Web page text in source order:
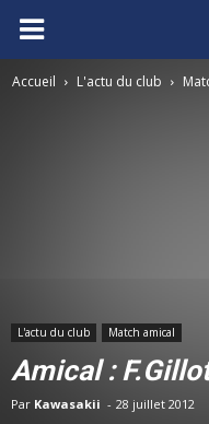
FCGB.net
Accueil L'actu du club
L'actu du club Match amical
Amical :
Par Kawasakii - 28 juillet 2012